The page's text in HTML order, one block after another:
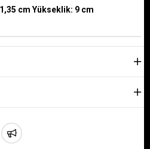
cm Yükseklik: 9 cm